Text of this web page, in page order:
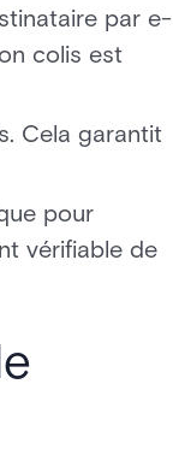
par e-
colis est
Cela garantit
pour
vérifiable de